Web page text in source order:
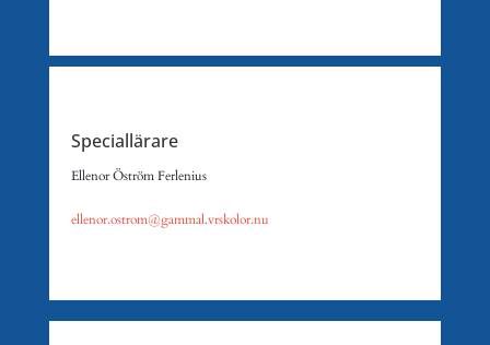
Speciallärare
Ellenor Öström Ferlenius
ellenor.ostrom@gammal.vrskolor.nu